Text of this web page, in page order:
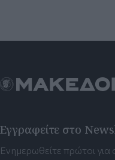
Εγγραφείτε στο
Ενημερωθείτε πρώτοι